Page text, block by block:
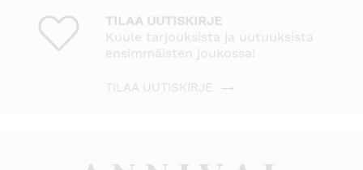
TILAA UUTISKIRJE
Kuule tarjouksista ja uutuuksista
ensimmäisten joukossa!
TILAA UUTISKIRJE